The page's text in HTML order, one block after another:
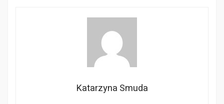
Katarzyna Smuda